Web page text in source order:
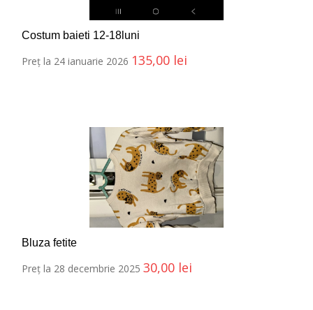
Costum baieti 12-18luni
Preț la 24 ianuarie 2026 135,00 lei
Bluza fetite
Preț la 28 decembrie 2025 30,00 lei